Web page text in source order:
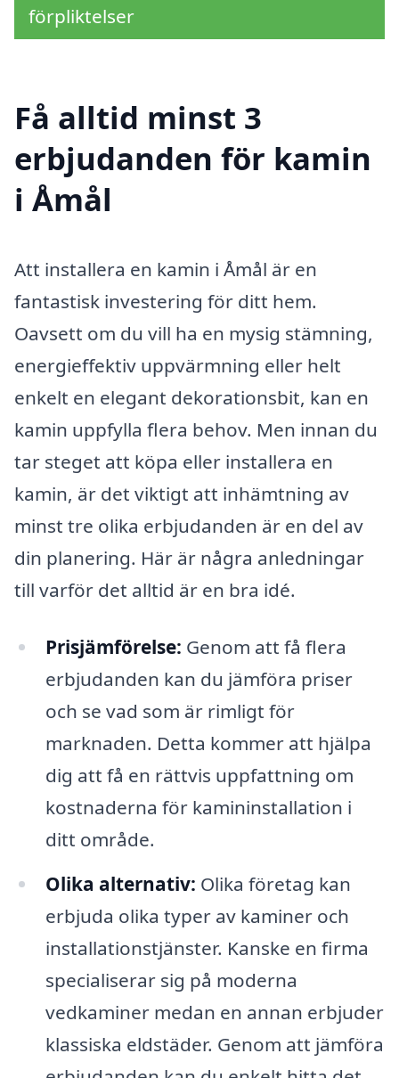
förpliktelser
Få alltid minst 3
erbjudanden för kamin
i Åmål
Att installera en kamin i Åmål är en
fantastisk investering för ditt hem.
Oavsett om du vill ha en mysig stämning,
energieffektiv uppvärmning eller helt
enkelt en elegant dekorationsbit, kan en
kamin uppfylla flera behov. Men innan du
tar steget att köpa eller installera en
kamin, är det viktigt att inhämtning av
minst tre olika erbjudanden är en del av
din planering. Här är några anledningar
till varför det alltid är en bra idé.
Prisjämförelse: Genom att få flera
erbjudanden kan du jämföra priser
och se vad som är rimligt för
marknaden. Detta kommer att hjälpa
dig att få en rättvis uppfattning om
kostnaderna för kamininstallation i
ditt område.
Olika alternativ: Olika företag kan
erbjuda olika typer av kaminer och
installationstjänster. Kanske en firma
specialiserar sig på moderna
vedkaminer medan en annan erbjuder
klassiska eldstäder. Genom att jämföra